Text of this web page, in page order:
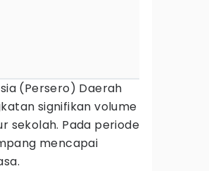
(Persero) Daerah
signifikan volume
sekolah. Pada periode
mencapai